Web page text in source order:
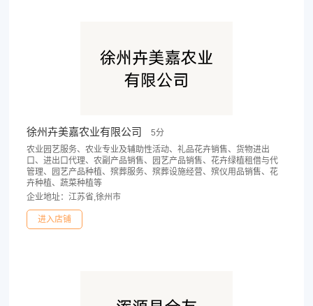
徐州卉美嘉农业有限公司
5分
农业园艺服务、农业专业及辅助性活动、礼品花卉销售、货物进出
口、进出口代理、农副产品销售、园艺产品销售、花卉绿植租借与代
管理、园艺产品种植、殡葬服务、殡葬设施经营、殡仪用品销售、花
卉种植、蔬菜种植等
企业地址：江苏省,徐州市
进入店铺